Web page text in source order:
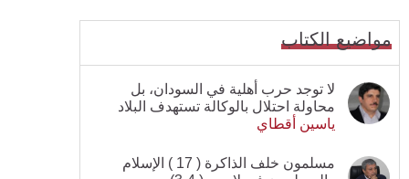
مواضيع الكتاب
لا توجد حرب أهلية في السودان، بل
محاولة احتلال بالوكالة تستهدف البلاد
ياسين أقطاي
مسلمون خلف الذاكرة ( 17 ) الإسلام